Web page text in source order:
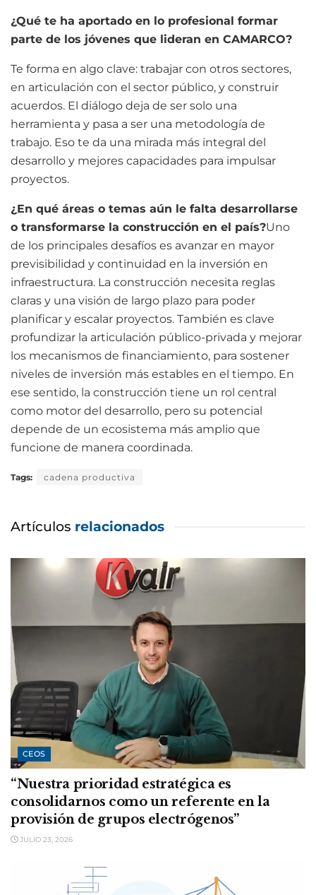
¿Qué te ha aportado en lo profesional formar
parte de los jóvenes que lideran en CAMARCO?
Te forma en algo clave: trabajar con otros sectores,
en articulación con el sector público, y construir
acuerdos. El diálogo deja de ser solo una
herramienta y pasa a ser una metodología de
trabajo. Eso te da una mirada más integral del
desarrollo y mejores capacidades para impulsar
proyectos.
¿En qué áreas o temas aún le falta desarrollarse
o transformarse la construcción en el país?Uno
de los principales desafíos es avanzar en mayor
previsibilidad y continuidad en la inversión en
infraestructura. La construcción necesita reglas
claras y una visión de largo plazo para poder
planificar y escalar proyectos. También es clave
profundizar la articulación público-privada y mejorar
los mecanismos de financiamiento, para sostener
niveles de inversión más estables en el tiempo. En
ese sentido, la construcción tiene un rol central
como motor del desarrollo, pero su potencial
depende de un ecosistema más amplio que
funcione de manera coordinada.
Tags: cadena productiva
Artículos relacionados
CEOS
“Nuestra prioridad estratégica es
consolidarnos como un referente en la
provisión de grupos electrógenos”
JULIO 23, 2026